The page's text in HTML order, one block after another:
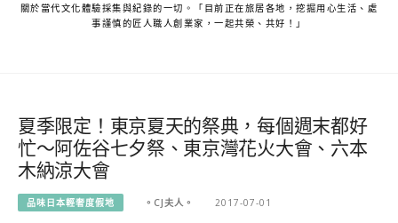
關於當代文化體驗採集與紀錄的一切。「目前正在旅居各地，挖掘用心生活、處
事謹慎的匠人職人創業家，一起共榮、共好！」
夏季限定！東京夏天的祭典，每個週末都好
忙～阿佐谷七夕祭、東京灣花火大會、六本
木納涼大會
品味日本輕奢度假地 。CJ夫人。 2017-07-01